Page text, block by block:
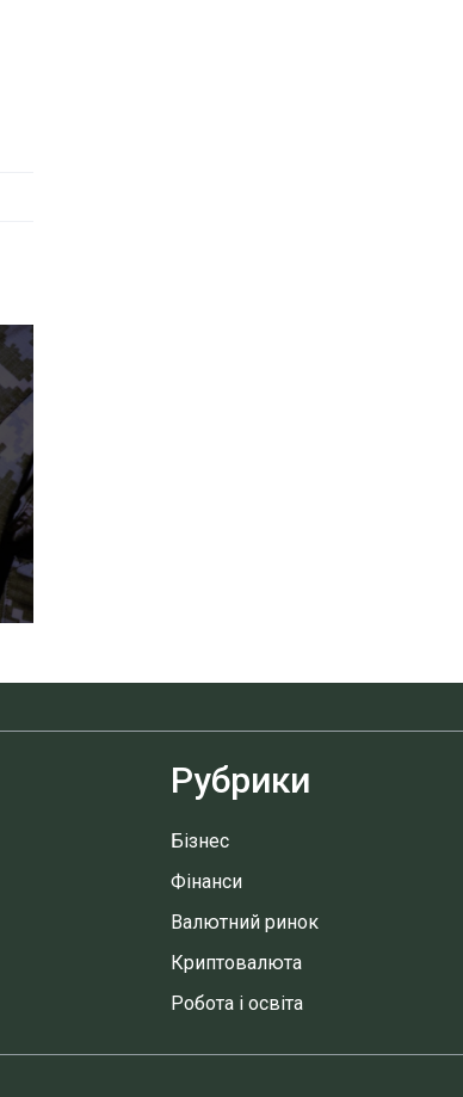
Рубрики
Бізнес
Фінанси
Валютний ринок
Криптовалюта
Робота і освіта